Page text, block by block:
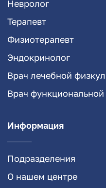
Невролог
Терапевт
Физиотерапевт
Эндокринолог
Врач лечебной
Врач функциональной
Информация
Подразделения
О нашем центре